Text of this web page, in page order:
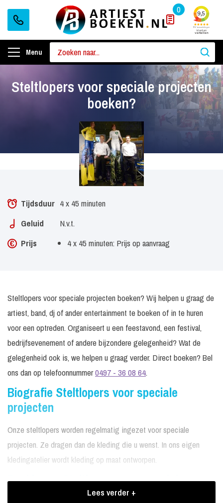
0
Menu
Steltlopers voor speciale projecten
boeken?
Tijdsduur 4 x 45 minuten
Geluid
N.v.t.
Prijs
4 x 45 minuten: Prijs op aanvraag
Steltlopers voor speciale projecten boeken? Wij helpen u graag de
artiest, band, dj of ander entertainment te boeken of in te huren
voor een optreden. Organiseert u een feestavond, een festival,
bedrijfsevenement of andere bijzondere gelegenheid? Wat de
gelegenheid ook is, we helpen u graag verder. Direct boeken? Bel
ons dan op telefoonnummer0497 - 36 08 64.
Biografie Steltlopers voor speciale
projecten
Onze steltlopers worden regelmatig ingezet voor speciale
projecten. Ze dragen dan de kleding die u wenst. In ons eigen
kledingatelier wordt kleding op maat ontworpen.
Boekingen Steltlopers voor speciale
Lees verder +